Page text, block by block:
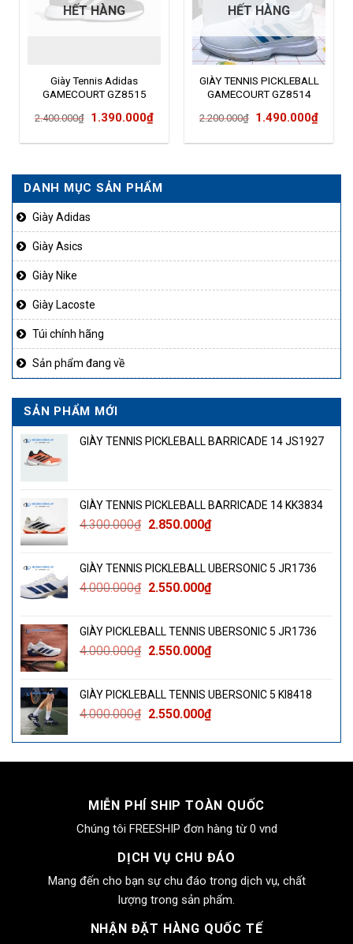
HẾT HÀNG
Giày Tennis Adidas
GAMECOURT GZ8515
2.400.000₫ Giá
2.400.000₫.
1.390.000₫Giá
là:
1.390.000₫.
HẾT HÀNG
GIÀY TENNIS PICKLEBALL
GAMECOURT GZ8514
2.200.000₫ Giá
2.200.000₫.
1.490.000₫Giá
là:
DANH MỤC SẢN PHẨM
Giày Adidas
Giày Asics
Giày Nike
Giày Lacoste
Túi chính hãng
Sản phẩm đang về
SẢN PHẨM MỚI
GIÀY TENNIS PICKLEBALL BARRICADE 14 JS1927
GIÀY TENNIS PICKLEBALL BARRICADE 14 KK3834
4.300.000₫ Giá
4.300.000₫.
2.850.000₫Giá
là:
2.850.000₫.
GIÀY TENNIS PICKLEBALL UBERSONIC 5 JR1736
4.000.000₫ Giá
4.000.000₫.
2.550.000₫Giá
là:
2.550.000₫.
GIÀY PICKLEBALL TENNIS UBERSONIC 5 JR1736
4.000.000₫ Giá
4.000.000₫.
2.550.000₫Giá
là:
2.550.000₫.
GIÀY PICKLEBALL TENNIS UBERSONIC 5 KI8418
4.000.000₫ Giá
là:
4.000.000₫.
2.550.000₫Giá
tại
là:
MIỄN PHÍ SHIP TOÀN QUỐC
Chúng tôi FREESHIP đơn hàng từ 0 vnd
DỊCH VỤ CHU ĐÁO
Mang đến cho bạn sự chu đáo trong dịch vụ, chất
lượng trong sản phẩm.
NHẬN ĐẶT HÀNG QUỐC TẾ